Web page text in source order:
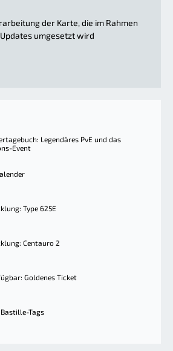
der Karte, die im Rahmen
umgesetzt wird
Legendäres PvE und das
Event
Type 625E
Centauro 2
Goldenes Ticket
Bastille-Tags